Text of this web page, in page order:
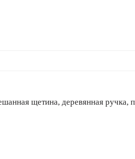
щетина, деревянная